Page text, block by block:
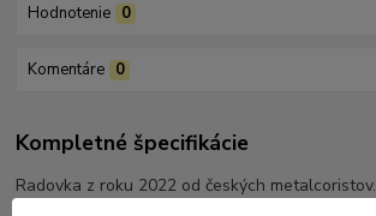
Hodnotenie 0
Komentáre 0
Kompletné špecifikácie
Radovka z roku 2022 od českých metalcoristov.